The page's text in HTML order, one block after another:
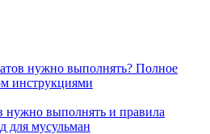
нужно выполнять? Полное
инструкциями
нужно выполнять и правила
для мусульман